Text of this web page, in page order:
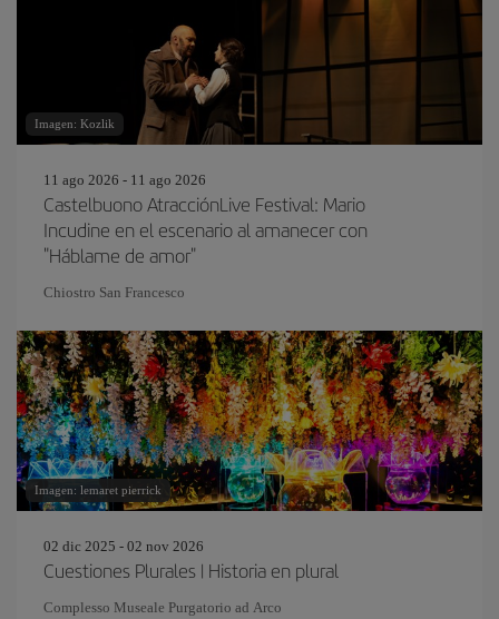
Imagen: Kozlik
11 ago 2026 - 11 ago 2026
Castelbuono AtracciónLive Festival: Mario
Incudine en el escenario al amanecer con
"Háblame de amor"
Chiostro San Francesco
Imagen: lemaret pierrick
02 dic 2025 - 02 nov 2026
Cuestiones Plurales | Historia en plural
Complesso Museale Purgatorio ad Arco